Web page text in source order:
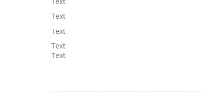
Text
Text
Text
Text